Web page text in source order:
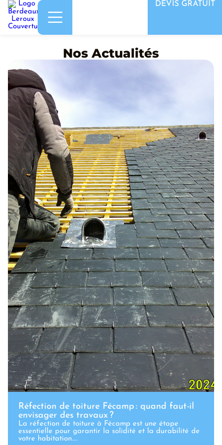
DEVIS GRATUIT
Nos Actualités
Réfection de toiture Fécamp : quand faut-il
envisager des travaux ?
La réfection de toiture à Fécamp est une étape
essentielle pour garantir la solidité et la durabilité de
votre habitation....